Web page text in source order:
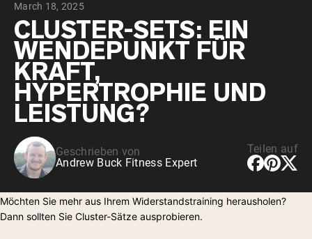
March 18, 2025
CLUSTER-SETS: EIN
WENDEPUNKT FÜR
KRAFT,
HYPERTROPHIE UND
LEISTUNG?
Geschrieben von
Andrew Buck Fitness Expert
Teilen auf
Möchten Sie mehr aus Ihrem Widerstandstraining herausholen?
Dann sollten Sie Cluster-Sätze ausprobieren.